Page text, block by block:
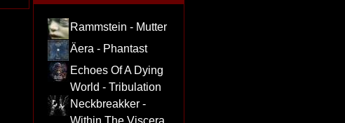
Rammstein - Mutter
Äera - Phantast
Echoes Of A Dying
World - Tribulation
Neckbreakker -
Within The Viscera